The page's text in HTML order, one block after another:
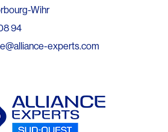
Wihr
94
experts.com